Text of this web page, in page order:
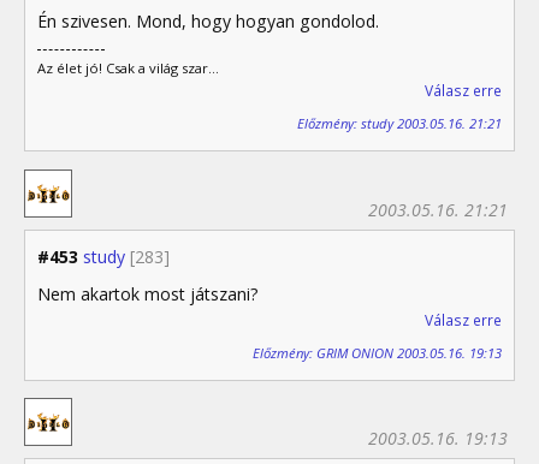
Én szivesen. Mond, hogy hogyan gondolod.
Az élet jó! Csak a világ szar...
Válasz erre
Előzmény: study 2003.05.16. 21:21
#453 study [283]
2003.05.16. 21:21
Nem akartok most játszani?
Válasz erre
Előzmény: GRIM ONION 2003.05.16. 19:13
2003.05.16. 19:13